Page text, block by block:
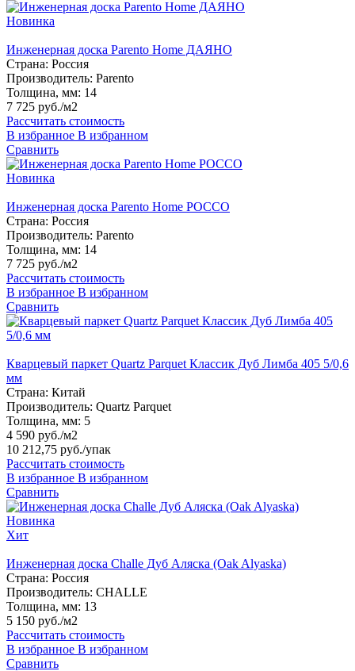
Новинка
Инженерная доска Parento Home ДАЯНО
Страна: Россия
Производитель: Parento
Толщина, мм: 14
7 725 руб./м2
Рассчитать стоимость
В избранное В избранном
Сравнить
Новинка
Инженерная доска Parento Home РОССО
Страна: Россия
Производитель: Parento
Толщина, мм: 14
7 725 руб./м2
Рассчитать стоимость
В избранное В избранном
Сравнить
Кварцевый паркет Quartz Parquet Классик Дуб Лимба 405 5/0,6
мм
Страна: Китай
Производитель: Quartz Parquet
Толщина, мм: 5
4 590 руб./м2
10 212,75 руб./упак
Рассчитать стоимость
В избранное В избранном
Сравнить
Новинка
Хит
Инженерная доска Challe Дуб Аляска (Oak Alyaska)
Страна: Россия
Производитель: CHALLE
Толщина, мм: 13
5 150 руб./м2
Рассчитать стоимость
В избранное В избранном
Сравнить